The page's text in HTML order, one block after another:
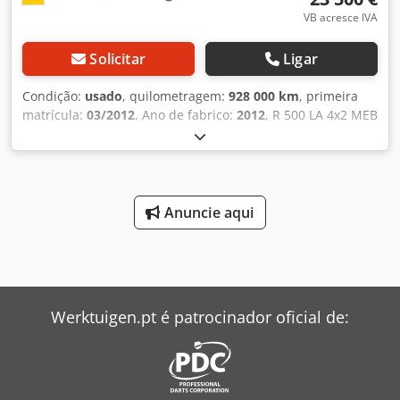
Suspensão pneumática Eixo 3: Dimensão do pneu:
pneu esquerdo: 12 mm; Profundidade do pneu direito: 12
mm; Suspensão: Suspensão pneumática Crsdpfx Aajyf Al
Sohjf Pesos Peso em vazio: 11.680 kg Carga útil: 15.320 kg
Peso bruto: 27.000 kg Condição Condição técnica: boa
Condição ótica: boa Danos: nenhum Número de chaves: 2
Informações financeiras Preço de leasing: 898 € por mês
uma das maiores empresas independentes do mundo no
comércio de veículos usados. Aqui, pode escolher entre
Trucks? Simples! • Grande e em constante mudança •
Qualidade reconhecível • Um bom preço • Práticas
comerciais corretas • Falamos vários idiomas •
Compreendemos os nossos clientes • Apoio na importação
e transporte • (Exportação) - A matrícula é rapidamente
VB acresce IVA
Solicitar Ligar
Condição: usado, quilometragem: 928 000 km, primeira
matrícula: 03/2012, Ano de fabrico: 2012, R 500 LA 4x2 MEB
Topline MEGA - trator com intarder • EURO 5 • Potência:
368 kW / 500 cv • Cilindrada: 15.607 cm³ • Intarder • Freio
Assistente de partida em rampa • Ar-condicionado
automático • Suspensão pneumática total • Aquecedor
Barra de luzes • Buzinas pneumáticas • Redutor de
Rádio PX • Telefone • Porta USB • Sistema de alto-falantes
HiFi • Volante multifuncional Crodpfx Aewmpq Sjahof •
Tanques de alumínio: 600 + 450 litros • Distância entre
eixos: 3.700 mm • Peso vazio: 8.530 kg • Peso bruto: 18.000
kg / 19.000 kg tecnicamente possível! • Rodas de alumínio
Anuncie aqui
Werktuigen.pt é patrocinador oficial de: